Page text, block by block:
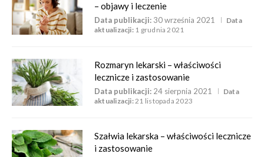
– objawy i leczenie
Data publikacji: 30 września 2021
Data
aktualizacji: 1 grudnia 2021
Rozmaryn lekarski – właściwości
lecznicze i zastosowanie
Data publikacji: 24 sierpnia 2021
Data
aktualizacji:21 listopada 2023
Szałwia lekarska – właściwości lecznicze
i zastosowanie